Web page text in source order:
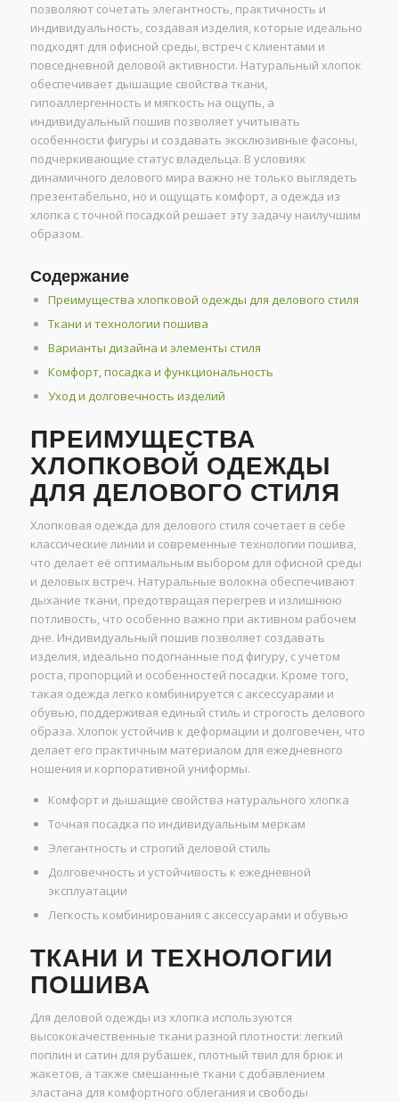
позволяют сочетать элегантность, практичность и
индивидуальность, создавая изделия, которые идеально
подходят для офисной среды, встреч с клиентами и
повседневной деловой активности. Натуральный хлопок
обеспечивает дышащие свойства ткани,
гипоаллергенность и мягкость на ощупь, а
индивидуальный пошив позволяет учитывать
особенности фигуры и создавать эксклюзивные фасоны,
подчеркивающие статус владельца. В условиях
динамичного делового мира важно не только выглядеть
презентабельно, но и ощущать комфорт, а одежда из
хлопка с точной посадкой решает эту задачу наилучшим
образом.
Содержание
Преимущества хлопковой одежды для делового стиля
Ткани и технологии пошива
Варианты дизайна и элементы стиля
Комфорт, посадка и функциональность
Уход и долговечность изделий
ПРЕИМУЩЕСТВА
ХЛОПКОВОЙ ОДЕЖДЫ
ДЛЯ ДЕЛОВОГО СТИЛЯ
Хлопковая одежда для делового стиля сочетает в себе
классические линии и современные технологии пошива,
что делает её оптимальным выбором для офисной среды
и деловых встреч. Натуральные волокна обеспечивают
дыхание ткани, предотвращая перегрев и излишнюю
потливость, что особенно важно при активном рабочем
дне. Индивидуальный пошив позволяет создавать
изделия, идеально подогнанные под фигуру, с учетом
роста, пропорций и особенностей посадки. Кроме того,
такая одежда легко комбинируется с аксессуарами и
обувью, поддерживая единый стиль и строгость делового
образа. Хлопок устойчив к деформации и долговечен, что
делает его практичным материалом для ежедневного
ношения и корпоративной униформы.
Комфорт и дышащие свойства натурального хлопка
Точная посадка по индивидуальным меркам
Элегантность и строгий деловой стиль
Долговечность и устойчивость к ежедневной
эксплуатации
Легкость комбинирования с аксессуарами и обувью
ТКАНИ И ТЕХНОЛОГИИ
ПОШИВА
Для деловой одежды из хлопка используются
высококачественные ткани разной плотности: легкий
поплин и сатин для рубашек, плотный твил для брюк и
жакетов, а также смешанные ткани с добавлением
эластана для комфортного облегания и свободы